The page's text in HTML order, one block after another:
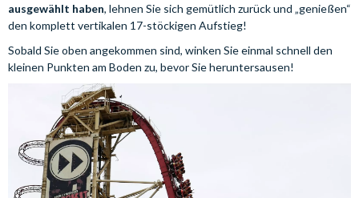
ausgewählt haben, lehnen Sie sich gemütlich zurück und „genießen“
den komplett vertikalen 17-stöckigen Aufstieg!
Sobald Sie oben angekommen sind, winken Sie einmal schnell den
kleinen Punkten am Boden zu, bevor Sie heruntersausen!